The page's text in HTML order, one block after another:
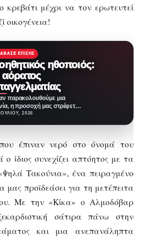
κρεβάτι μέχρι να τον ερωτευτεί
οικογένεια!
ΕΠΊΣΗΣ
ηθοποιός:
παρακολουθούμε μια
η προσοχή μας στρέφεται
πάντα στους
2026
που έπιναν νερό στο όνομά του
ίδιος συνεχίζει απτόητος με τα
Τακούνια», ένα πειραγμένο
προϊδεάσει για τη μετέπειτα
Με την «Κίκα» ο Αλμοδόβαρ
σάτιρα πάνω στην
και μια ανεπανάληπτα